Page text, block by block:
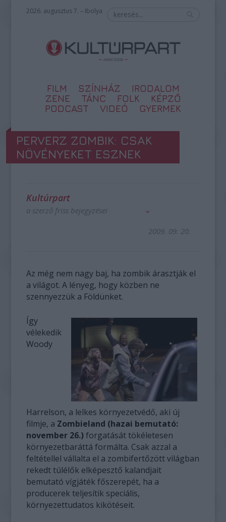
2026. augusztus 7. – Ibolya
FILM SZÍNHÁZ
IRODALOM
ZENE
TÁNC FOLK
KÉPZŐ
PODCAST
VIDEÓ GYERMEK
PERVERZ ZOMBIK: CSAK
NÖVÉNYEKET ESZNEK
Kultúrpart
a szerző friss bejegyzései
2009. 09. 20.
Az még nem nagy baj, ha zombik árasztják el
a világot. A lényeg, hogy közben ne
szennyezzük a Földünket.
Így
vélekedik
Woody
Harrelson, a lelkes környezetvédő, aki új
filmje, a Zombieland (hazai bemutató:
november 26.)forgatását tökéletesen
környezetbaráttá formálta. Csak azzal a
feltétellel vállalta el a zombifertőzött világban
rekedt túlélők elképesztő kalandjait
bemutató vígjáték főszerepét, ha a
producerek teljesítik speciális,
környezettudatos kikötéseit.